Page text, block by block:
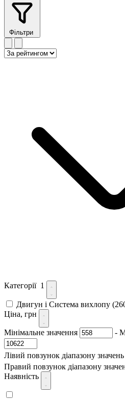
Фільтри
Категорії 1
Двигун і Система вихлопу
Ціна, грн
Мінімальне значення -
Лівий повзунок діапазону значень
Правий повзунок діапазону
Наявність